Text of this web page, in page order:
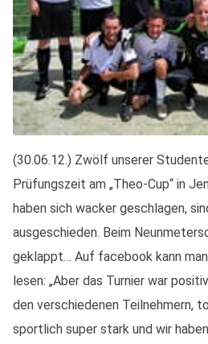
(30.06.12.) Zwölf unserer
Prüfungszeit am „Theo-Cup“ in
haben sich wacker geschlagen,
ausgeschieden. Beim
geklappt… Auf facebook kann
lesen: „Aber das Turnier war
den verschiedenen Teilnehmern,
sportlich super stark und wir